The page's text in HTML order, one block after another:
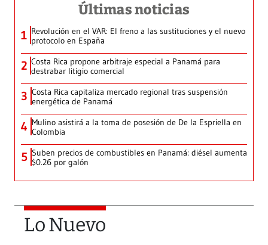
Últimas noticias
1 Revolución en el VAR: El freno a las sustituciones y el nuevo
protocolo en España
2 Costa Rica propone arbitraje especial a Panamá para
destrabar litigio comercial
3 Costa Rica capitaliza mercado regional tras suspensión
energética de Panamá
4 Mulino asistirá a la toma de posesión de De la Espriella en
Colombia
5 Suben precios de combustibles en Panamá: diésel aumenta
$0.26 por galón
Lo Nuevo